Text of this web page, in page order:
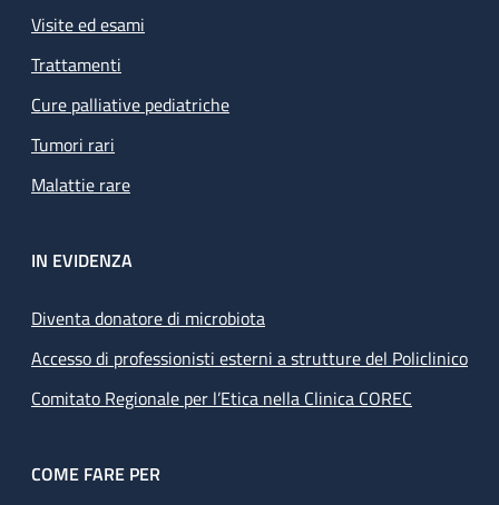
Visite ed esami
Trattamenti
Cure palliative pediatriche
Tumori rari
Malattie rare
IN EVIDENZA
Diventa donatore di microbiota
Accesso di professionisti esterni a strutture del Policlinico
Comitato Regionale per l’Etica nella Clinica COREC
COME FARE PER